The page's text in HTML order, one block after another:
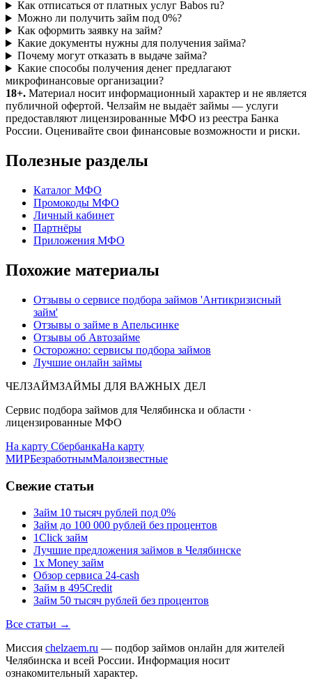
Как отписаться от платных услуг Babos ru?
Можно ли получить займ под 0%?
Как оформить заявку на займ?
Какие документы нужны для получения займа?
Почему могут отказать в выдаче займа?
Какие способы получения денег предлагают
микрофинансовые организации?
18+. Материал носит информационный характер и не является
публичной офертой. Челзайм не выдаёт займы — услуги
предоставляют лицензированные МФО из реестра Банка
России. Оценивайте свои финансовые возможности и риски.
Полезные разделы
Каталог МФО
Промокоды МФО
Личный кабинет
Партнёры
Приложения МФО
Похожие материалы
Отзывы о сервисе подбора займов 'Антикризисный
займ'
Отзывы о займе в Апельсинке
Отзывы об Автозайме
Осторожно: сервисы подбора займов
Лучшие онлайн займы
ЧЕЛЗАЙМЗАЙМЫ ДЛЯ ВАЖНЫХ ДЕЛ
Сервис подбора займов для Челябинска и области ·
лицензированные МФО
На карту СбербанкаНа карту
МИРБезработнымМалоизвестные
Свежие статьи
Займ 10 тысяч рублей под 0%
Займ до 100 000 рублей без процентов
1Click займ
Лучшие предложения займов в Челябинске
1x Money займ
Обзор сервиса 24-cash
Займ в 495Credit
Займ 50 тысяч рублей без процентов
Все статьи →
Миссия chelzaem.ru — подбор займов онлайн для жителей
Челябинска и всей России. Информация носит
ознакомительный характер.